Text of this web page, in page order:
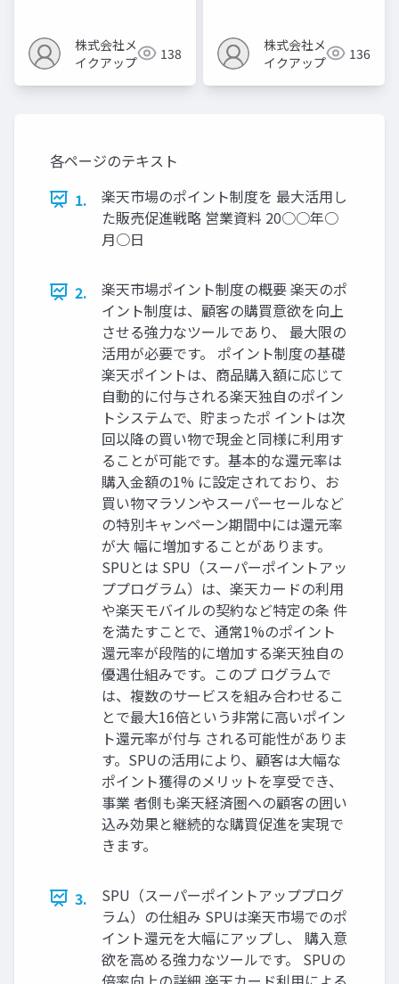
株式会社メ
イクアップ
138
株式会社メ
イクアップ
136
各ページのテキスト
1.
楽天市場のポイント制度を 最大活用し
た販売促進戦略 営業資料 20○○年○
月○日
2.
楽天市場ポイント制度の概要 楽天のポ
イント制度は、顧客の購買意欲を向上
させる強力なツールであり、 最大限の
活用が必要です。 ポイント制度の基礎
楽天ポイントは、商品購入額に応じて
自動的に付与される楽天独自のポイン
トシステムで、貯まったポ イントは次
回以降の買い物で現金と同様に利用す
ることが可能です。基本的な還元率は
購入金額の1% に設定されており、お
買い物マラソンやスーパーセールなど
の特別キャンペーン期間中には還元率
が大 幅に増加することがあります。
SPUとは SPU（スーパーポイントアッ
ププログラム）は、楽天カードの利用
や楽天モバイルの契約など特定の条 件
を満たすことで、通常1%のポイント
還元率が段階的に増加する楽天独自の
優遇仕組みです。このプ ログラムで
は、複数のサービスを組み合わせるこ
とで最大16倍という非常に高いポイン
ト還元率が付与 される可能性がありま
す。SPUの活用により、顧客は大幅な
ポイント獲得のメリットを享受でき、
事業 者側も楽天経済圏への顧客の囲い
込み効果と継続的な購買促進を実現で
きます。
3.
SPU（スーパーポイントアッププログ
ラム）の仕組み SPUは楽天市場でのポ
イント還元を大幅にアップし、 購入意
欲を高める強力なツールです。 SPUの